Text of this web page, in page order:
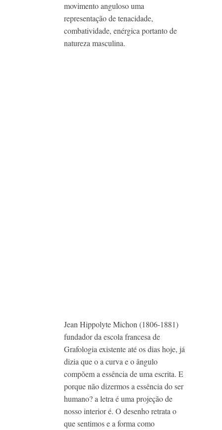
movimento anguloso uma
representação de tenacidade,
combatividade, enérgica portanto de
natureza masculina.
Jean Hippolyte Michon (1806-1881)
fundador da escola francesa de
Grafologia existente até os dias hoje, já
dizia que o a curva e o ângulo
compõem a essência de uma escrita. E
porque não dizermos a essência do ser
humano? a letra é uma projeção de
nosso interior é. O desenho retrata o
que sentimos e a forma como